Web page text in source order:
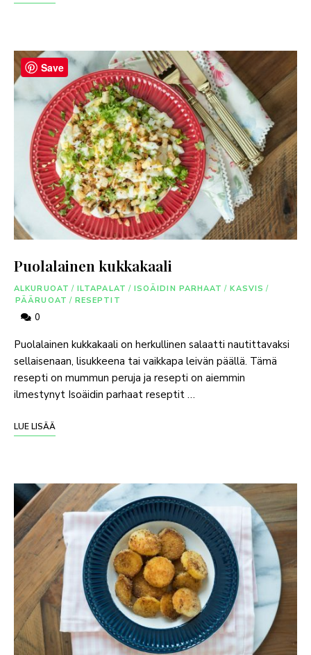
Puolalainen kukkakaali
ALKURUOAT / ILTAPALAT / ISOÄIDIN PARHAAT / KASVIS /
PÄÄRUOAT / RESEPTIT
0
Puolalainen kukkakaali on herkullinen salaatti nautittavaksi
sellaisenaan, lisukkeena tai vaikkapa leivän päällä. Tämä
resepti on mummun peruja ja resepti on aiemmin
ilmestynyt Isoäidin parhaat reseptit …
LUE LISÄÄ
Save